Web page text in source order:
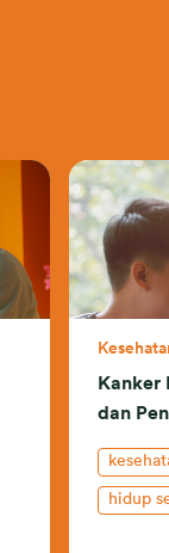
Kanker
dan
hidup